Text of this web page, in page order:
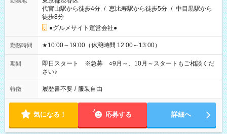
代官山駅から徒歩4分 / 恵比寿駅から徒歩5分 / 中目黒駅から
徒歩8分
●グルメサイト運営会社●
勤務時間 ★10:00～19:00（休憩時間 12:00～13:00）
期間
即日スタート ※急募 ○9月～、10月～スタートもご相談くだ
さい♪
特徴 履歴書不要 / 服装自由
気になる！ 応募する 詳細へ